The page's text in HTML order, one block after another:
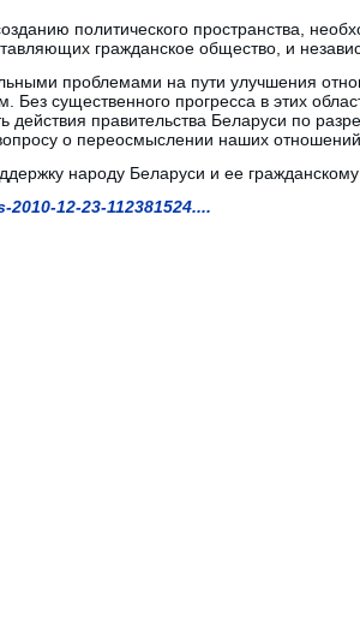
политического пространства,
гражданское общество, и
проблемами на пути улучшения
существенного прогресса в этих
действия правительства Беларуси по
о переосмыслении наших
народу Беларуси и ее гражданскому
12-23-112381524....